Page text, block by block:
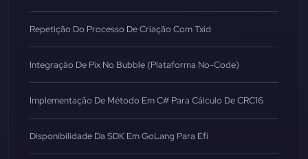
Repetição Do Processo De Criação Com Txid
Integração De Pix No Bubble (Plataforma No-Code)
Implementação De Método Em C# Para Cálculo De CRC16
Disponibilidade Da SDK Em GoLang Para Efí